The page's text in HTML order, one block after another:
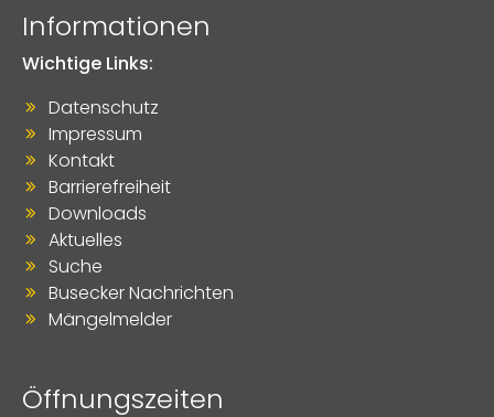
Informationen
Wichtige Links:
Datenschutz
Impressum
Kontakt
Barrierefreiheit
Downloads
Aktuelles
Suche
Busecker Nachrichten
Mängelmelder
Öffnungszeiten